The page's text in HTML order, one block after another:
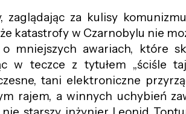
zaglądając za kulisy
katastrofy w Czarnobylu nie
mniejszych awariach, które
w teczce z tytułem „ściśle
tani elektroniczne
rajem, a winnych uchybień